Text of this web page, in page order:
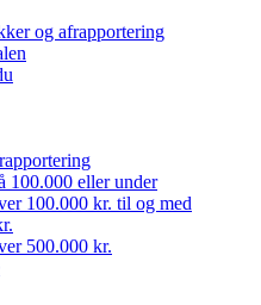
og afrapportering
100.000 eller under
100.000 kr. til og med
500.000 kr.